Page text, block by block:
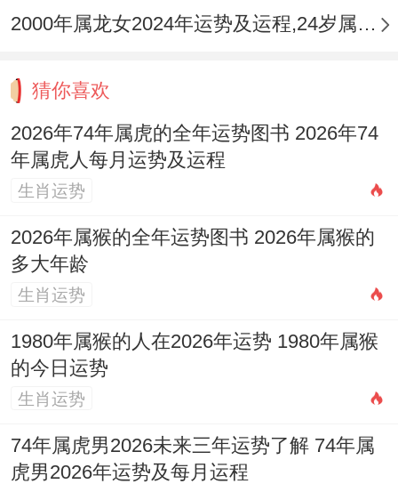
木，贵人暗助，合作机遇出现，三月甲辰，
巳，劫财高透，开销巨大，谨防破财。
五月丙午，岁运并临，火势登峰，事业有亮
眼表现，但健康压力剧增，凡事求稳，六月
随之而来，谨言慎行，七月戊申，财官双
美，运势回升，事业财运有实质收获，然寅
八月己酉，正财合身，收入稳定，感情上有
落实机遇，九月庚戌，七杀制身，压力化为
动力，可攻克难题，但需注意工作方法，避
2000年属龙女2024年运势及运程,24岁属龙人2024全年每月运势女性如何
猜你喜欢
2026年74年属虎的全年运势图书 2026年74
年属虎人每月运势及运程
生肖运势
2026年属猴的全年运势图书 2026年属猴的
多大年龄
生肖运势
1980年属猴的人在2026年运势 1980年属猴
的今日运势
生肖运势
74年属虎男2026未来三年运势了解 74年属
虎男2026年运势及每月运程